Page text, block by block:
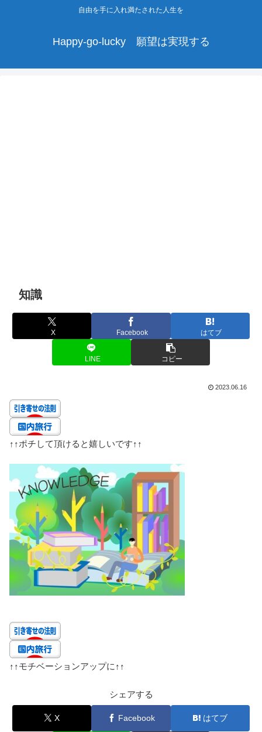
自由を手に入れ満たされた人生を
Happy-go-lucky 願望は実現する
知識
X Facebook はてブ
LINE コピー
2023.06.16
↑↑ポチして頂けると嬉しいです↑↑
↑↑モチベーションアップに ↑↑
シェアする
X Facebook はてブ